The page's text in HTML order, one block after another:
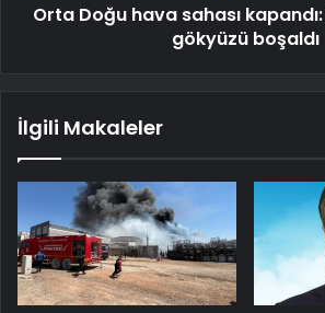
Orta Doğu hava sahası
gökyüzü boşaldı
İlgili Makaleler